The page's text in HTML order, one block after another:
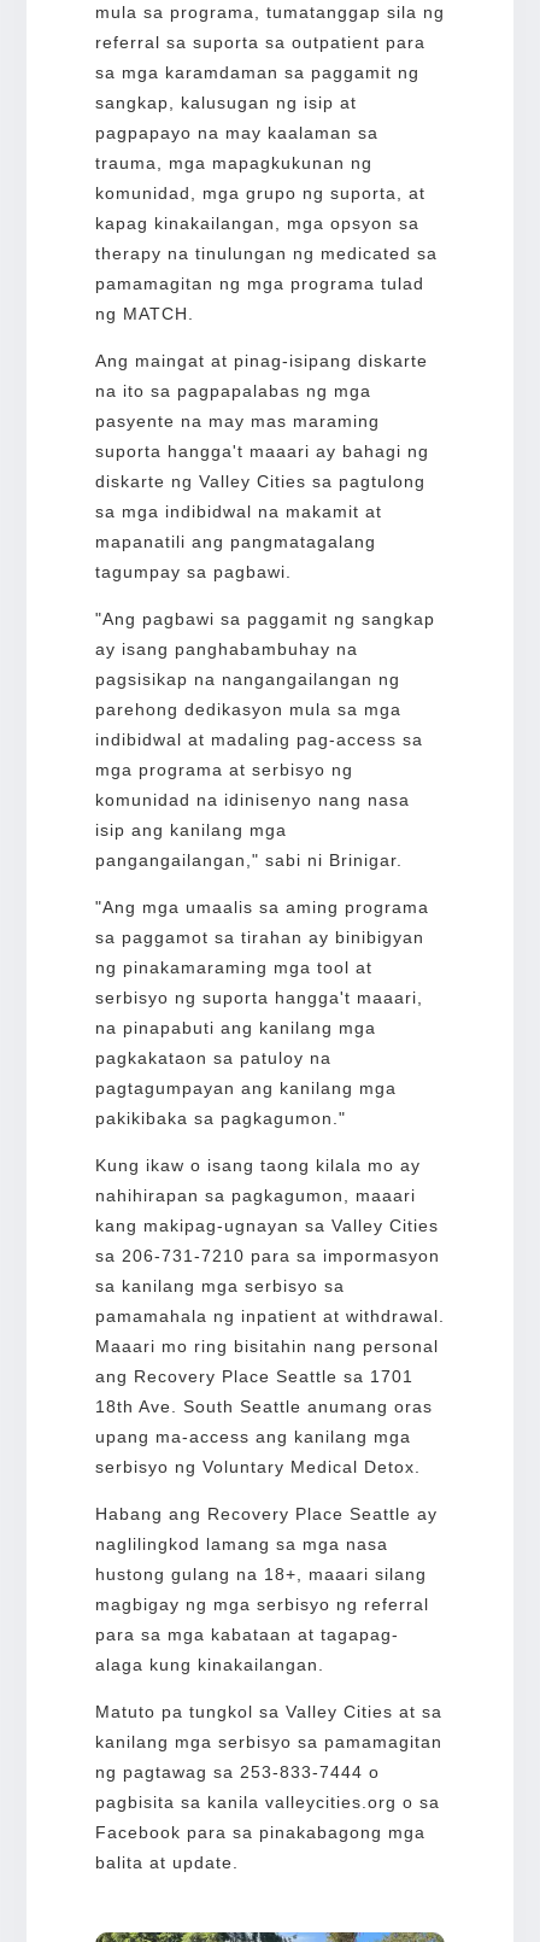
mula sa programa, tumatanggap sila ng
referral sa suporta sa outpatient para
sa mga karamdaman sa paggamit ng
sangkap, kalusugan ng isip at
pagpapayo na may kaalaman sa
trauma, mga mapagkukunan ng
komunidad, mga grupo ng suporta, at
kapag kinakailangan, mga opsyon sa
therapy na tinulungan ng medicated sa
pamamagitan ng mga programa tulad
ng MATCH.
Ang maingat at pinag-isipang diskarte
na ito sa pagpapalabas ng mga
pasyente na may mas maraming
suporta hangga't maaari ay bahagi ng
diskarte ng Valley Cities sa pagtulong
sa mga indibidwal na makamit at
mapanatili ang pangmatagalang
tagumpay sa pagbawi.
"Ang pagbawi sa paggamit ng sangkap
ay isang panghabambuhay na
pagsisikap na nangangailangan ng
parehong dedikasyon mula sa mga
indibidwal at madaling pag-access sa
mga programa at serbisyo ng
komunidad na idinisenyo nang nasa
isip ang kanilang mga
pangangailangan," sabi ni Brinigar.
"Ang mga umaalis sa aming programa
sa paggamot sa tirahan ay binibigyan
ng pinakamaraming mga tool at
serbisyo ng suporta hangga't maaari,
na pinapabuti ang kanilang mga
pagkakataon sa patuloy na
pagtagumpayan ang kanilang mga
pakikibaka sa pagkagumon."
Kung ikaw o isang taong kilala mo ay
nahihirapan sa pagkagumon, maaari
kang makipag-ugnayan sa Valley Cities
sa 206-731-7210 para sa impormasyon
sa kanilang mga serbisyo sa
pamamahala ng inpatient at withdrawal.
Maaari mo ring bisitahin nang personal
ang Recovery Place Seattle sa 1701
18th Ave. South Seattle anumang oras
upang ma-access ang kanilang mga
serbisyo ng Voluntary Medical Detox.
Habang ang Recovery Place Seattle ay
naglilingkod lamang sa mga nasa
hustong gulang na 18+, maaari silang
magbigay ng mga serbisyo ng referral
para sa mga kabataan at tagapag-
alaga kung kinakailangan.
Matuto pa tungkol sa Valley Cities at sa
kanilang mga serbisyo sa pamamagitan
ng pagtawag sa 253-833-7444 o
pagbisita sa kanila valleycities.org o sa
Facebook para sa pinakabagong mga
balita at update.